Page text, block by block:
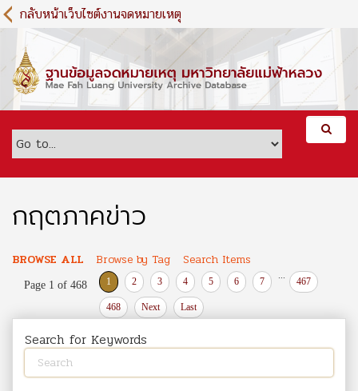
S
k
m
c
กลับหน้าเว็บไซต์งานจดหมายเหตุ
กฤตภาคข่าว
BROWSE ALL Browse by Tag Search Items
Page 1 of 468 1 2 3 4 5 6 7 467
468 Next Last
Search for Keywords